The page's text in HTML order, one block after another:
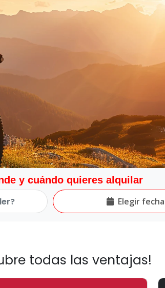
y cuándo quieres alquilar
Elegir
todas las ventajas!